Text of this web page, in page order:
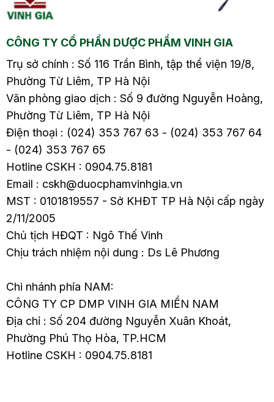
đến bạn 10 loại tinh
CÔNG TY CỔ PHẦN DƯỢC PHẨM VINH GIA
Trụ sở chính : Số 116 Trần Bình, tập thể viện 19/8,
Phường Từ Liêm, TP Hà Nội
Văn phòng giao dịch : Số 9 đường Nguyễn Hoàng,
Phường Từ Liêm, TP Hà Nội
Điện thoại : (024) 353 767 63 - (024) 353 767 64
- (024) 353 767 65
Hotline CSKH : 0904.75.8181
Email : cskh@duocphamvinhgia.vn
MST : 0101819557 - Sở KHĐT TP Hà Nội cấp ngày
2/11/2005
Chủ tịch HĐQT : Ngô Thế Vinh
Chịu trách nhiệm nội dung : Ds Lê Phương
Chi nhánh phía NAM:
CÔNG TY CP DMP VINH GIA MIỀN NAM
Địa chỉ : Số 204 đường Nguyễn Xuân Khoát,
Phường Phú Thọ Hòa, TP.HCM
Hotline CSKH : 0904.75.8181